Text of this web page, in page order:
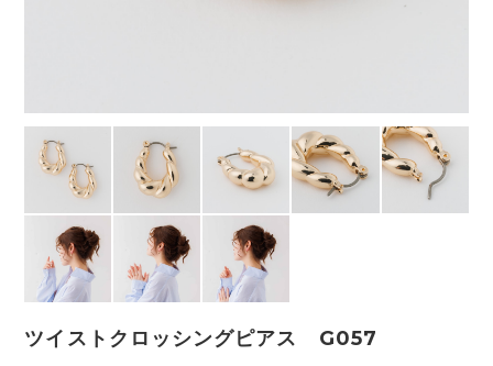
ツイストクロッシングピアス G057